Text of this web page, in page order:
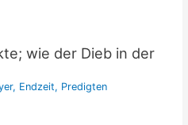
wie der Dieb in der
, Endzeit, Predigten